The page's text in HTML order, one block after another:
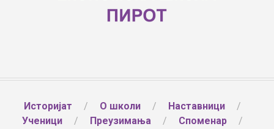
Историјат О школи
Наставници
Ученици
Преузимања
Споменар